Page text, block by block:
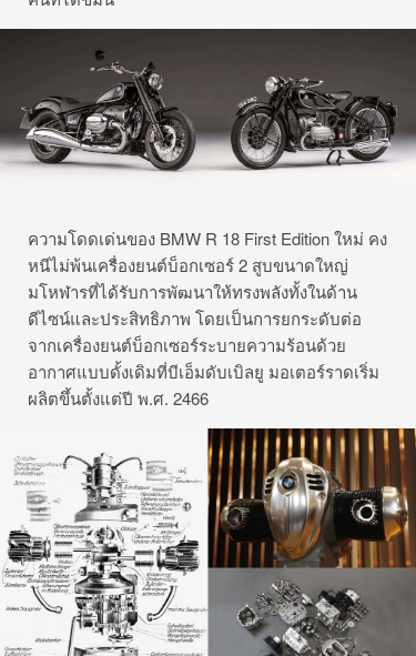
ความโดดเด่นของ BMW R 18 First Edition ใหม่ คง
หนีไม่พ้นเครื่องยนต์บ็อกเซอร์ 2 สูบขนาดใหญ่
มโหฬารที่ได้รับการพัฒนาให้ทรงพลังทั้งในด้าน
ดีไซน์และประสิทธิภาพ โดยเป็นการยกระดับต่อ
จากเครื่องยนต์บ็อกเซอร์ระบายความร้อนด้วย
อากาศแบบดั้งเดิมที่บีเอ็มดับเบิลยู มอเตอร์ราดเริ่ม
ผลิตขึ้นตั้งแต่ปี พ.ศ. 2466